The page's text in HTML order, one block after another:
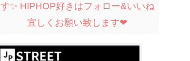
す✨ HIPHOP好きはフォロー&いいね
宜しくお願い致します❤︎